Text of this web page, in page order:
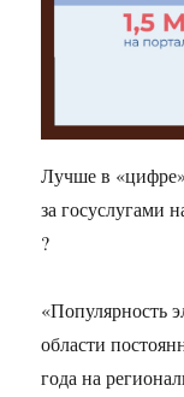
Лучше в
за госуслугами
?
«Популярность
области
года на